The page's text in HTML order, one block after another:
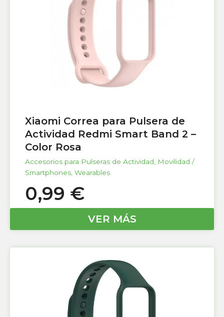
Xiaomi Correa para Pulsera de
Actividad Redmi Smart Band 2 –
Color Rosa
Accesorios para Pulseras de Actividad, Movilidad /
Smartphones, Wearables
0,99 €
VER MÁS